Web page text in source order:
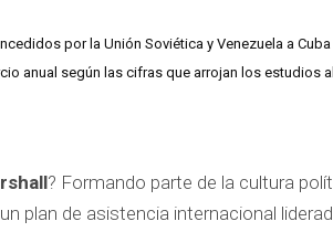
por la Unión Soviética y Venezuela a Cuba
anual según las cifras que arrojan los estudios
? Formando parte de la cultura
plan de asistencia internacional